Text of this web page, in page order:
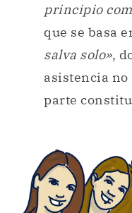
principio
que se basa
salva solo»,
asistencia no
parte